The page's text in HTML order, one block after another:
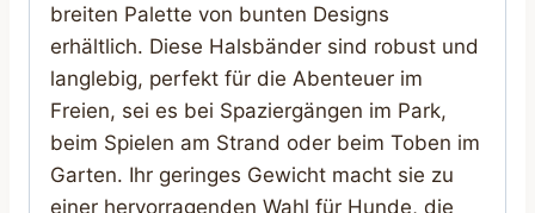
breiten Palette von bunten Designs
erhältlich. Diese Halsbänder sind robust und
langlebig, perfekt für die Abenteuer im
Freien, sei es bei Spaziergängen im Park,
beim Spielen am Strand oder beim Toben im
Garten. Ihr geringes Gewicht macht sie zu
einer hervorragenden Wahl für Hunde, die